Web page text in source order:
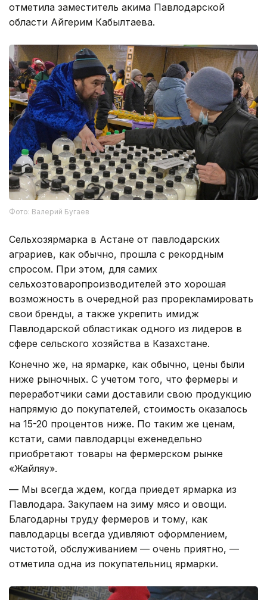
отметила заместитель акима Павлодарской
области Айгерим Кабылтаева.
Фото: Валерий Бугаев
Сельхозярмарка в Астане от павлодарских
аграриев, как обычно, прошла с рекордным
спросом. При этом, для самих
сельхозтоваропроизводителей это хорошая
возможность в очередной раз прорекламировать
свои бренды, а также укрепить имидж
Павлодарской областикак одного из лидеров в
сфере сельского хозяйства в Казахстане.
Конечно же, на ярмарке, как обычно, цены были
ниже рыночных. С учетом того, что фермеры и
переработчики сами доставили свою продукцию
напрямую до покупателей, стоимость оказалось
на 15-20 процентов ниже. По таким же ценам,
кстати, сами павлодарцы еженедельно
приобретают товары на фермерском рынке
«Жайляу».
— Мы всегда ждем, когда приедет ярмарка из
Павлодара. Закупаем на зиму мясо и овощи.
Благодарны труду фермеров и тому, как
павлодарцы всегда удивляют оформлением,
чистотой, обслуживанием — очень приятно, —
отметила одна из покупательниц ярмарки.